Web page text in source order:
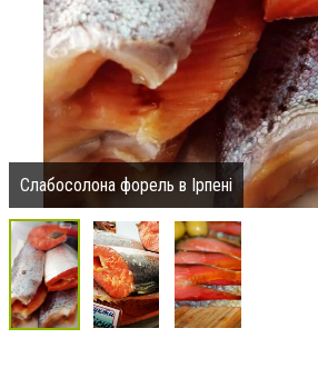
Слабосолона форель в Ірпені